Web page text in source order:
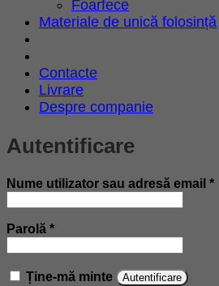
Foarfece
Materiale de unică folosință
Contacte
Livrare
Despre companie
Autentificare
Nume utilizator sau adresă email *
Parolă *Obligatoriu
Ține-mă minte Autentificare